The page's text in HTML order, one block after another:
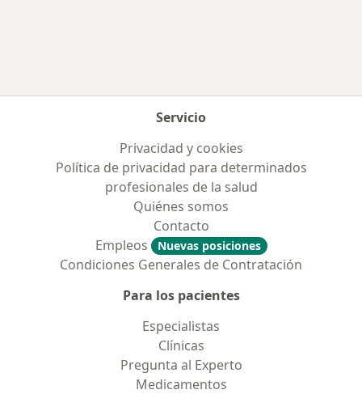
Servicio
Privacidad y cookies
Política de privacidad para determinados
profesionales de la salud
Quiénes somos
Contacto
Empleos
Nuevas posiciones
Condiciones Generales de Contratación
Para los pacientes
Especialistas
Clínicas
Pregunta al Experto
Medicamentos